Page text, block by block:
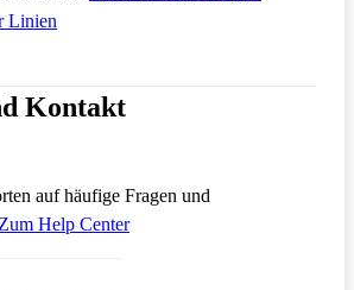
Linien
Kontakt
auf häufige Fragen und
Zum Help CenterÖffnet in einem neuen Tab